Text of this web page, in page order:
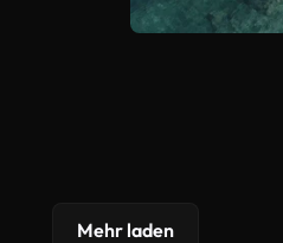
Mehr laden